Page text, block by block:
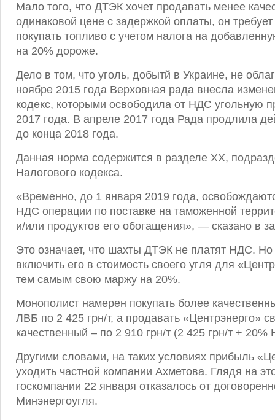
Мало того, что ДТЭК хочет продавать менее
одинаковой цене с задержкой оплаты, он
покупать топливо с учетом налога на
на 20% дороже.
Дело в том, что уголь, добытй в Украине, не
ноябре 2015 года Верховная рада внесла
кодекс, которыми освободила от НДС угольную
2017 года. В апреле 2017 года Рада продлила
до конца 2018 года.
Данная норма содержится в разделе XX,
Налогового кодекса.
«Временно, до 1 января 2019 года,
НДС операции по поставке на таможенной
и/или продуктов его обогащения», — сказано в
Это означает, что шахты ДТЭК не платят НДС.
включить его в стоимость своего угля для
тем самым свою маржу на 20%.
Монополист намерен покупать более
ЛВБ по 2 425 грн/т, а продавать «Центрэнерго»
качественный – по 2 910 грн/т (2 425 грн/т +
Другими словами, на таких условиях прибыль
уходить частной компании Ахметова. Глядя на
госкомпании 22 января отказалось от
Минэнергоугля.